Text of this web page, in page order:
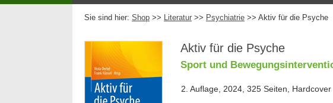
Sie sind hier: Shop >> Literatur >> Psychiatrie >> Aktiv für die Psyche
Aktiv für die Psyche
Sport und
2. Auflage, 2024, 325 Seiten, Hardcover